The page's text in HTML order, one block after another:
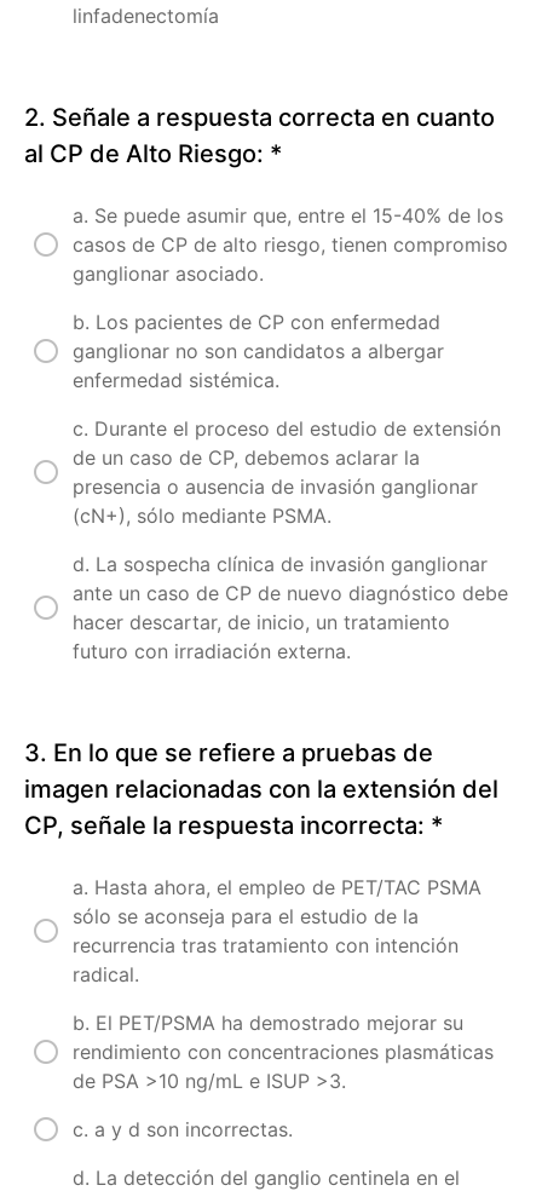
S3C1. Sbrt
en cáncer de
próstata.
S3C2.
Tratamiento
con
braquiterapia
(monoterapia)
en cáncer de
próstata
Manejo
clínico
en
cáncer
próstata
de alto
riesgo
S3C4.
PN1) en
cáncer
de
próstata
S3C5.
adyuvante en
cáncer de
próstata de
alto riesgo
Situaciones
especiales
cáncer
próstata
linfadenectomía
2. Señale a respuesta correcta en cuanto
al CP de Alto Riesgo: *
a. Se puede asumir que, entre el 15-40% de los
casos de CP de alto riesgo, tienen compromiso
ganglionar asociado.
b. Los pacientes de CP con enfermedad
ganglionar no son candidatos a albergar
enfermedad sistémica.
c. Durante el proceso del estudio de extensión
de un caso de CP, debemos aclarar la
presencia o ausencia de invasión ganglionar
(cN+), sólo mediante PSMA.
d. La sospecha clínica de invasión ganglionar
ante un caso de CP de nuevo diagnóstico debe
hacer descartar, de inicio, un tratamiento
futuro con irradiación externa.
3. En lo que se refiere a pruebas de
imagen relacionadas con la extensión del
CP, señale la respuesta incorrecta: *
a. Hasta ahora, el empleo de PET/TAC PSMA
sólo se aconseja para el estudio de la
recurrencia tras tratamiento con intención
radical.
b. El PET/PSMA ha demostrado mejorar su
rendimiento con concentraciones plasmáticas
de PSA >10 ng/mL e ISUP >3.
c. a y d son incorrectas.
d. La detección del ganglio centinela en el